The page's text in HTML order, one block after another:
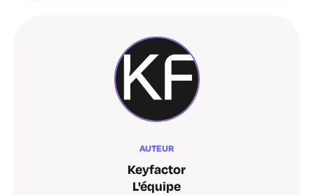
AUTEUR
Keyfactor
L'équipe